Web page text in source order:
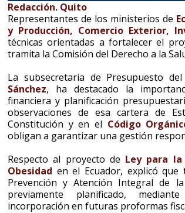
Redacción. Quito
Representantes de los ministerios de
y Producción, Comercio Exterior,
técnicas orientadas a fortalecer el
tramita la Comisión del Derecho a la
La subsecretaria de Presupuesto
Sánchez, ha destacado la
financiera y planificación
observaciones de esa cartera de
Constitución y en el Código
obligan a garantizar una gestión
Respecto al proyecto de Ley para
Obesidad en el Ecuador, explicó
Prevención y Atención Integral de
previamente planificado,
incorporación en futuras proformas